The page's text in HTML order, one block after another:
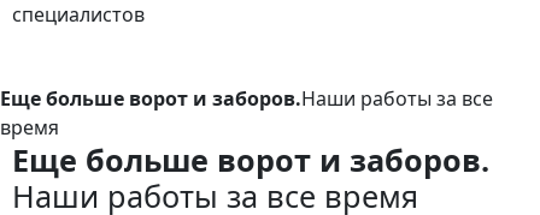
Еще больше ворот и заборов.Наши работы за все
время
Еще больше ворот и заборов.
Наши работы за все время